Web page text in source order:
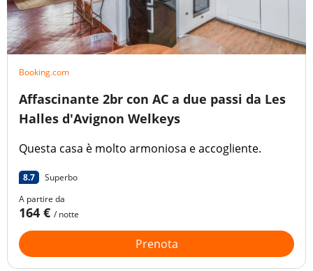
Booking.com
Affascinante 2br con AC a due passi da Les
Halles d'Avignon Welkeys
Questa casa è molto armoniosa e accogliente.
8.7
Superbo
A partire da
164 € / notte
Prenota